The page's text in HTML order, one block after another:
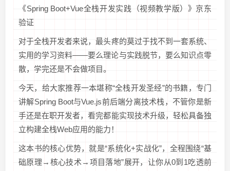
《Spring Boot+Vue全栈开发实践（视频教学版）》京东
验证
对于全栈开发者来说，最头疼的莫过于找不到一套系统、
实用的学习资料——要么理论与实践脱节，要么知识点零
散，学完还是不会做项目。
今天，给大家推荐一本堪称“全栈开发圣经”的书籍，专门
讲解Spring Boot与Vue.js前后端分离技术栈，不管你是新
手还是在职开发者，看完都能实现技术升级，轻松具备独
立构建全栈Web应用的能力！
这本书的核心优势，就是“系统化+实战化”，全程围绕“基
础原理→核心技术→项目落地”展开，让你从0到1吃透前